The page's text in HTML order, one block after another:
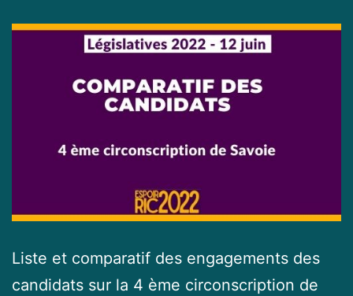
Liste et comparatif des engagements des
candidats sur la 4 ème circonscription de